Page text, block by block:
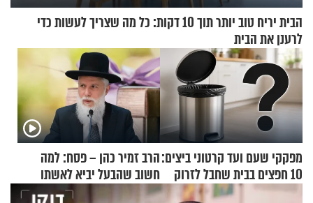
הבית יריח טוב יותר תוך 10 דקות: כל מה שצריך לעשות כדי
לרענן את הבית
מפקקי שעם ועד קרטוני ביצים:
10 חפצים בבית שחבל לזרוק
לפח
הרב זמיר כהן – פסח: למה
חשוב שהבעל יביא לאשתו
מתנה לחג?